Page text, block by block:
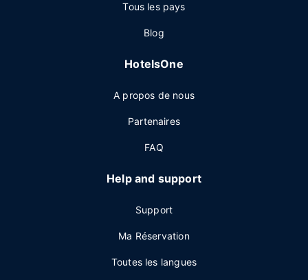
Tous les pays
Blog
HotelsOne
A propos de nous
Partenaires
FAQ
Help and support
Support
Ma Réservation
Toutes les langues